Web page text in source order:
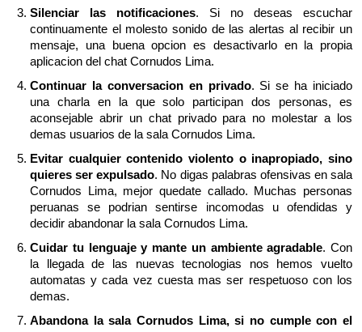
Silenciar las notificaciones. Si no deseas escuchar
continuamente el molesto sonido de las alertas al recibir un
mensaje, una buena opcion es desactivarlo en la propia
aplicacion del chat Cornudos Lima.
Continuar la conversacion en privado. Si se ha iniciado
una charla en la que solo participan dos personas, es
aconsejable abrir un chat privado para no molestar a los
demas usuarios de la sala Cornudos Lima.
Evitar cualquier contenido violento o inapropiado, sino
quieres ser expulsado. No digas palabras ofensivas en sala
Cornudos Lima, mejor quedate callado. Muchas personas
peruanas se podrian sentirse incomodas u ofendidas y
decidir abandonar la sala Cornudos Lima.
Cuidar tu lenguaje y mante un ambiente agradable. Con
la llegada de las nuevas tecnologias nos hemos vuelto
automatas y cada vez cuesta mas ser respetuoso con los
demas.
Abandona la sala Cornudos Lima, si no cumple con el